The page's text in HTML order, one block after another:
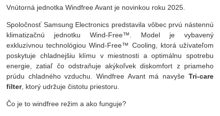
Vnútorná jednotka Windfree Avant je novinkou roku 2025.
Spoločnosť Samsung Electronics predstavila vôbec prvú nástennú
klimatizačnú jednotku Wind-Free™. Model je vybavený
exkluzívnou technológiou Wind-Free™ Cooling, ktorá užívateľom
poskytuje chladnejšiu klímu v miestnosti a optimálnu spotrebu
energie, zatiaľ čo odstraňuje akýkoľvek diskomfort z priameho
prúdu chladného vzduchu. Windfree Avant má navyše Tri-care
filter, ktorý udržuje čistotu priestoru.
Čo je to windfree režim a ako funguje?